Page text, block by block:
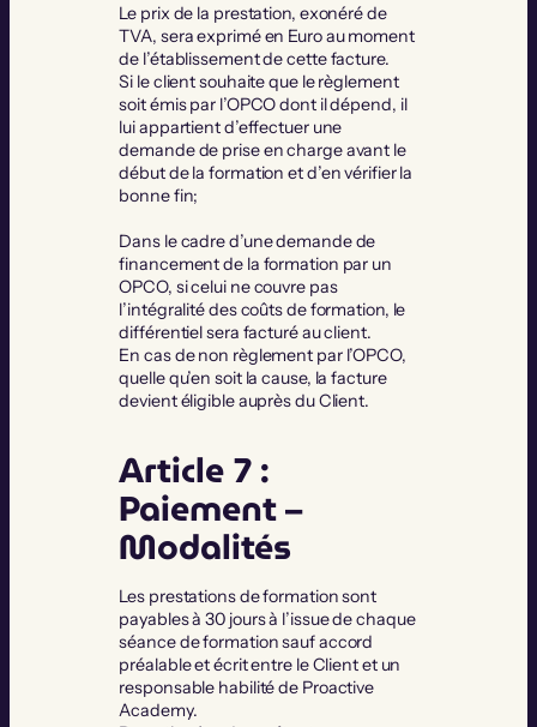
Le prix de la prestation, exonéré de
TVA, sera exprimé en Euro au moment
de l’établissement de cette facture.
Si le client souhaite que le règlement
soit émis par l’OPCO dont il dépend, il
lui appartient d’effectuer une
demande de prise en charge avant le
début de la formation et d’en vérifier la
bonne fin;
Dans le cadre d’une demande de
financement de la formation par un
OPCO, si celui ne couvre pas
l’intégralité des coûts de formation, le
différentiel sera facturé au client.
En cas de non règlement par l’OPCO,
quelle qu’en soit la cause, la facture
devient éligible auprès du Client.
Article 7 :
Paiement –
Modalités
Les prestations de formation sont
payables à 30 jours à l’issue de chaque
séance de formation sauf accord
préalable et écrit entre le Client et un
responsable habilité de Proactive
Academy.